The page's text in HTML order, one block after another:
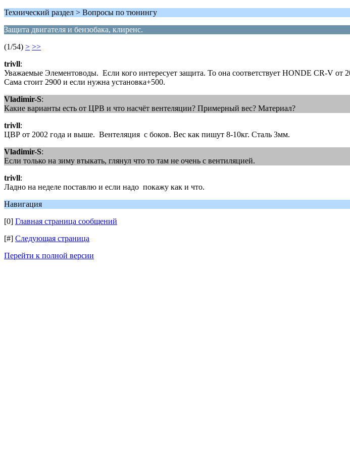
Технический раздел > Вопросы по тюнингу
Защита двигателя и бензобака, клиренс.
(1/54) > >>
trivll:
Уважаемые Элементоводы. Если кого интересует защита. То она соответствует HONDE CR-V
Сама стоит 2900 и если нужна установка+500.
Vladimir-S:
Какие варианты есть от ЦРВ и что насчёт вентеляции? Примерный вес? Материал?
trivll:
ЦВР от 2002 года и выше. Вентеляция с боков. Вес как пишут 8-10кг. Сталь 3мм.
Vladimir-S:
Если только на зиму втыкать, глянул что то там не очень с вентиляцией.
trivll:
Ладно на неделе поставлю и если надо покажу как и что.
Навигация
[0] Главная страница сообщений
[#] Следующая страница
Перейти к полной версии